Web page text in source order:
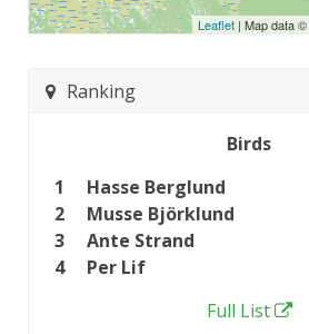
Leaflet | Map data ©
Ranking
Birds
1
Hasse Berglund
2
Musse Björklund
3
Ante Strand
4
Per Lif
Full List